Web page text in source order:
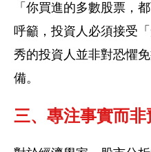
「你買進的多數股票，
呼籲，投資人必須接受
秀的投資人並非對恐懼
備。
三、專注事實而非